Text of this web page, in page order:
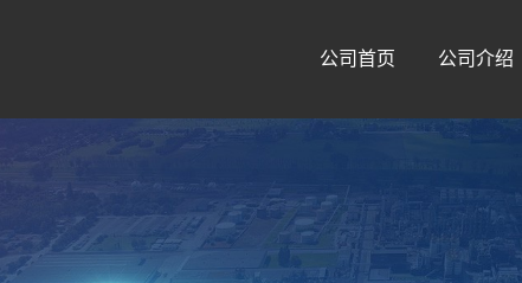
公司首页 公司介绍